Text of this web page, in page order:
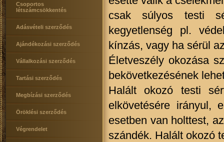
Csoportos
létszámcsökkentés
Adásvételi szerződés
Ajándékozási szerződés
Vállalkozási szerződés
Tartási szerződés
Megbízási szerződés
Öröklési szerződés
Végrendelet
csak súlyos testi
kegyetlenség pl.
kínzás, vagy ha sérül
Életveszély okozása
bekövetkezésének
Halált okozó testi
elkövetésére irányul,
esetben van holttest,
szándék. Halált okozó